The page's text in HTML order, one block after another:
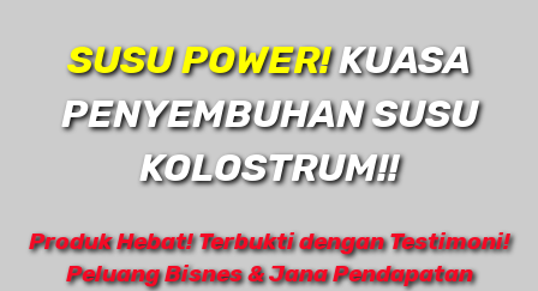
SUSU POWER!KUASA
PENYEMBUHAN SUSU
KOLOSTRUM!!
Produk Hebat! Terbukti dengan Testimoni!
Peluang Bisnes & Jana Pendapatan